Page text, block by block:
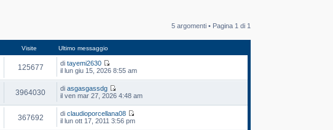
5 argomenti • Pagina 1 di 1
Visite Ultimo messaggio
125677 ditayemi2630
il lun giu 15, 2026 8:55 am
3964030 diasgasgassdg
il ven mar 27, 2026 4:48 am
367692 diclaudioporcellana08
il lun ott 17, 2011 3:56 pm